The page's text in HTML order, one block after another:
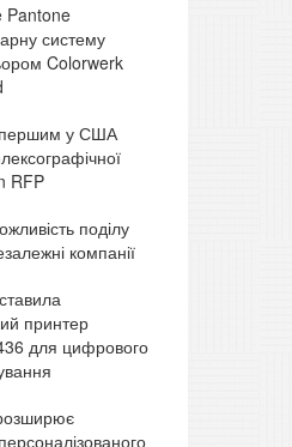
Pantone
систему
Colorwerk
першим у США
RFP
поділу
компанії
принтер
для цифрового